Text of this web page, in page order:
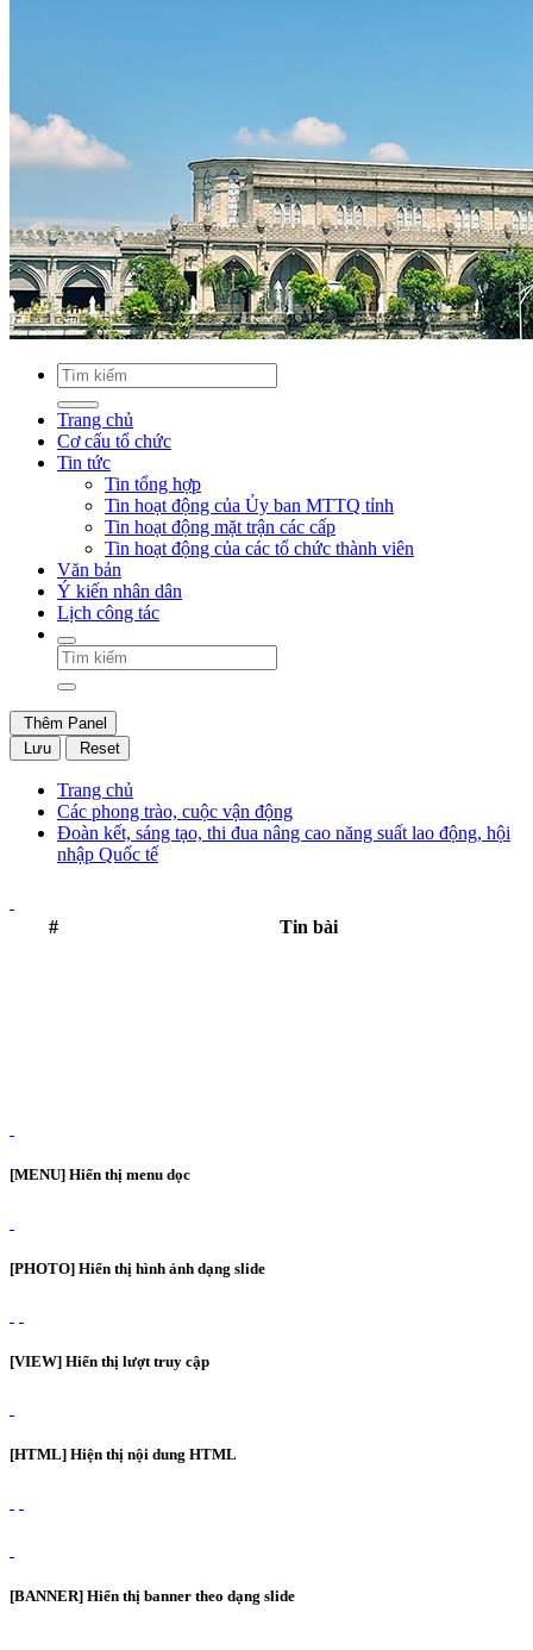
Trang chủ
Cơ cấu tổ chức
Tin tức
Tin tổng hợp
Tin hoạt động của Ủy ban MTTQ tỉnh
Tin hoạt động mặt trận các cấp
Tin hoạt động của các tổ chức thành viên
Văn bản
Ý kiến nhân dân
Lịch công tác
Thêm Panel
Lưu
Reset
Trang chủ
Các phong trào, cuộc vận động
Đoàn kết, sáng tạo, thi đua nâng cao năng suất lao động, hội
nhập Quốc tế
# Tin bài
[MENU] Hiển thị menu dọc
[PHOTO] Hiển thị hình ảnh dạng slide
[VIEW] Hiển thị lượt truy cập
[HTML] Hiện thị nội dung HTML
[BANNER] Hiển thị banner theo dạng slide